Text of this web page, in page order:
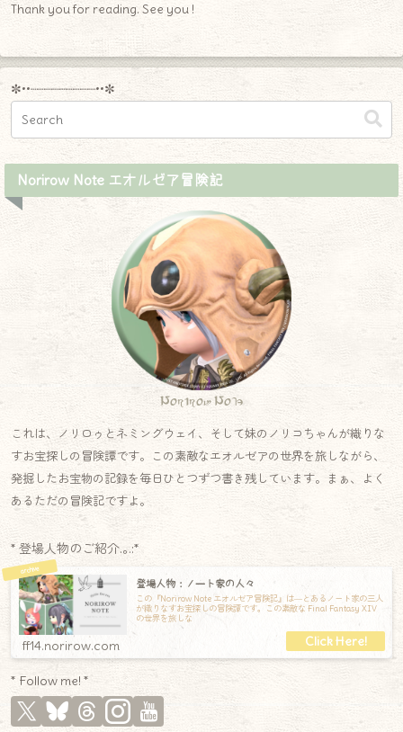
Thank you for reading. See you !
✼••┈┈┈┈┈┈┈┈┈••✼
Norirow Note エオルゼア冒険記
Norirow Note
これは、ノリロゥとネミングウェイ、そして妹のノリコちゃんが織りな
すお宝探しの冒険譚です。この素敵なエオルゼアの世界を旅しながら、
発掘したお宝物の記録を毎日ひとつずつ書き残しています。まぁ、よく
あるただの冒険記ですよ。
* 登場人物のご紹介.｡.:*
登場人物：ノート家の人々
この『Norirow Note エオルゼア冒険記』は―とあるノート家の三人
が織りなすお宝探しの冒険譚です。この素敵な Final Fantasy XIV
の世界を旅しな
ff14.norirow.com
* Follow me! *